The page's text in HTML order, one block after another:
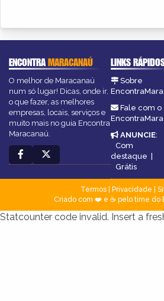
ENCONTRAMARACANAÚ
O melhor de Maracanaú
num só lugar! Dicas, onde ir,
o que fazer, as melhores
empresas, locais, serviços e
muito mais no guia Encontra
Maracanaú.
LINKS
Sobre
Fale com o
ANUNCIE:
Com
destaque |
Grátis
Termos| Privacidade
Criado com ❤️ e ☕ pelo time do
Statcounter code invalid. Insert a